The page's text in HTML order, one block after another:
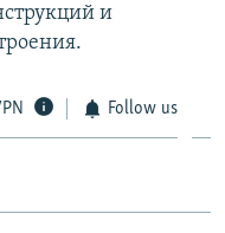
и
Follow us